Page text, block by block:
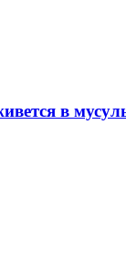
в